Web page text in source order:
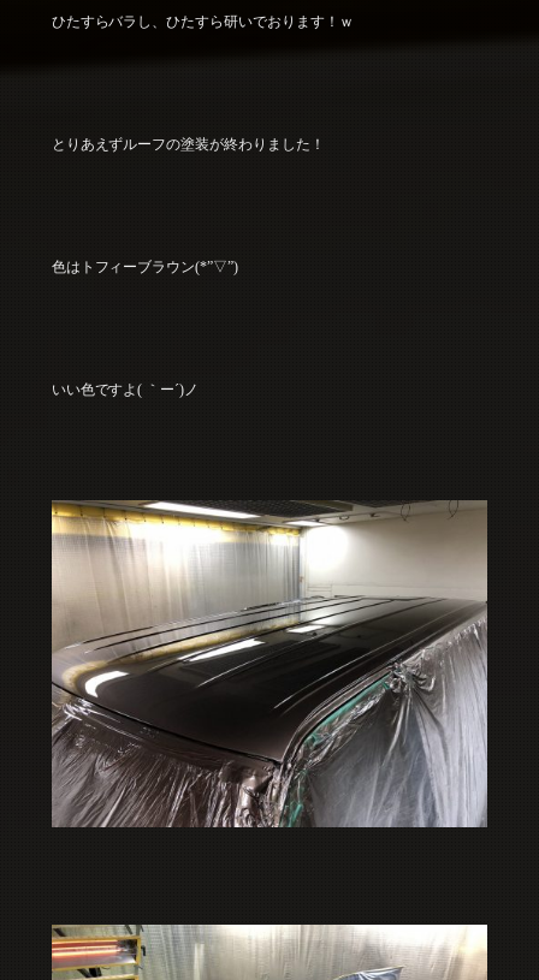
ひたすらバラし、ひたすら研いでおります！ｗ
とりあえずルーフの塗装が終わりました！
色はトフィーブラウン(*”▽”)
いい色ですよ( ｀ー´)ノ